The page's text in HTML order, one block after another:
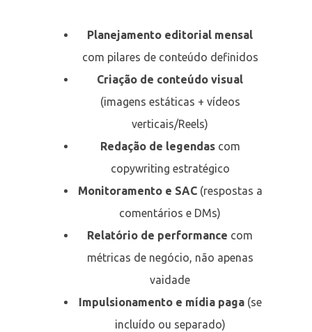
Planejamento editorial mensal
com pilares de conteúdo definidos
Criação de conteúdo visual
(imagens estáticas + vídeos
verticais/Reels)
Redação de legendascom
copywriting estratégico
Monitoramento e SAC(respostas a
comentários e DMs)
Relatório de performance com
métricas de negócio, não apenas
vaidade
Impulsionamento e mídia paga(se
incluído ou separado)